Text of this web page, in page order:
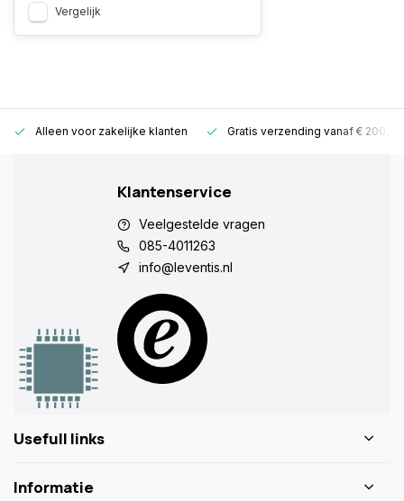
Vergelijk
Alleen voor zakelijke klanten Gratis verzending vanaf € 200,-
Klantenservice
Veelgestelde vragen
085-4011263
info@leventis.nl
Usefull links
Informatie